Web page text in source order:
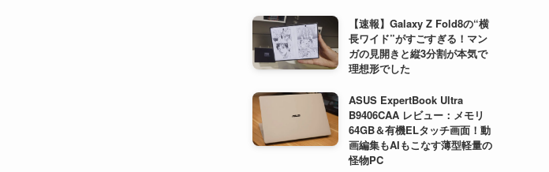
【速報】Galaxy Z Fold8の“横
長ワイド”がすごすぎる！マン
ガの見開きと縦3分割が本気で
理想形でした
ASUS ExpertBook Ultra
B9406CAA レビュー：メモリ
64GB＆有機ELタッチ画面！動
画編集もAIもこなす薄型軽量の
怪物PC